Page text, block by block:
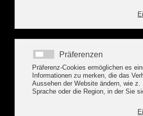
Winterurlaub in
Apart